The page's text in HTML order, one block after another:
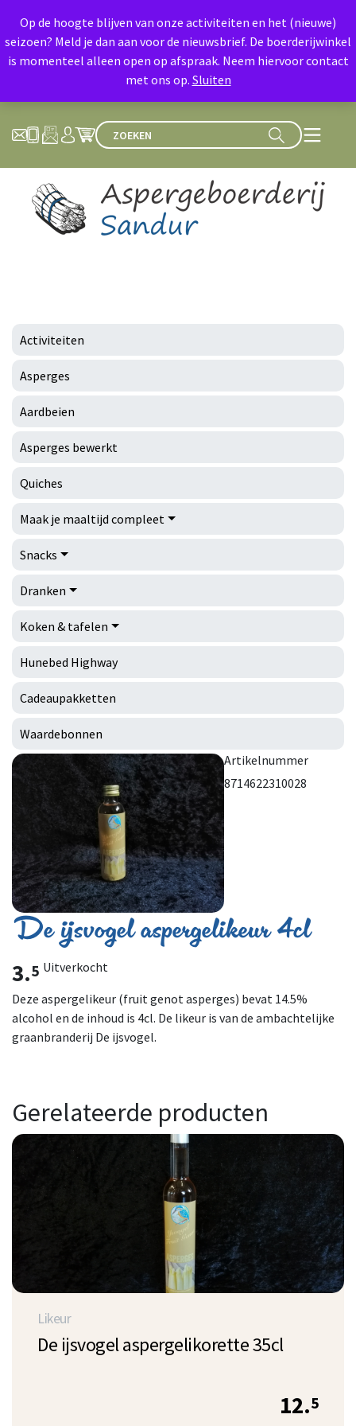
Activiteiten
Asperges
Aardbeien
Asperges bewerkt
Quiches
Maak je maaltijd compleet
Snacks
Dranken
Koken & tafelen
Hunebed Highway
Cadeaupakketten
Waardebonnen
Artikelnummer
8714622310028
De ijsvogel aspergelikeur 4cl
3.5 Uitverkocht
Deze aspergelikeur (fruit genot asperges) bevat 14.5%
alcohol en de inhoud is 4cl. De likeur is van de ambachtelijke
graanbranderij De ijsvogel.
Gerelateerde producten
Likeur
De ijsvogel aspergelikorette 35cl
12.5
Op de hoogte blijven van onze activiteiten en het (nieuwe)
seizoen? Meld je dan aan voor de nieuwsbrief. De boerderijwinkel
is momenteel alleen open op afspraak. Neem hiervoor contact
met ons op. Sluiten